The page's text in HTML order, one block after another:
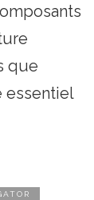
que
essentiel